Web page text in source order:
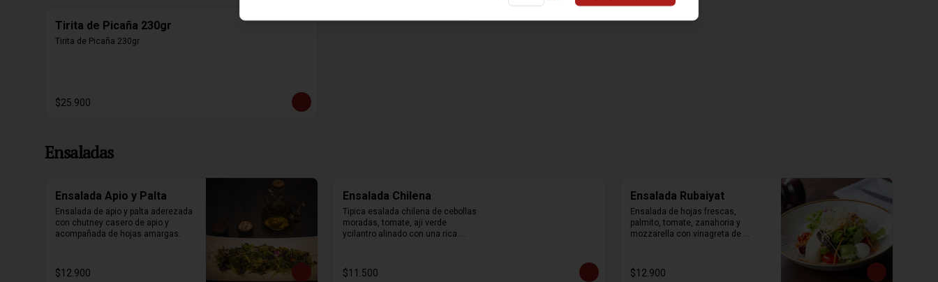
Tirita de Picaña 230gr
Tirita de Picaña 230gr
$25.900
Ensaladas
Ensalada Apio y Palta
Ensalada de apio y palta aderezada
con chutney casero de apio y
acompañada de hojas amargas.
$12.900
Ensalada Chilena
Tipica esalada chilena de cebollas
moradas, tomate, aji verde
ycilantro alinado con una rica
$11.500
Ensalada Rubaiyat
Ensalada de hojas frescas,
palmito, tomate, zanahoria y
mozzarella con vinagreta de
$12.900